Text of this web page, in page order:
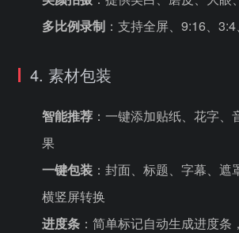
多比例录制 ：支持全屏、9:16、
4. 素材包装
智能推荐 ：一键添加贴纸、花字
果
一键包装 ：封面、标题、字幕、
横竖屏转换
进度条 ：简单标记自动生成进度条